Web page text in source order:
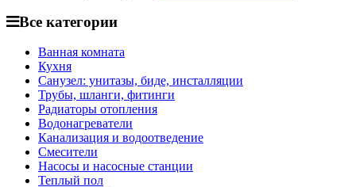
Все категории
Ванная комната
Кухня
Санузел: унитазы, биде, инсталляции
Трубы, шланги, фитинги
Радиаторы отопления
Водонагреватели
Канализация и водоотведение
Смесители
Насосы и насосные станции
Теплый пол